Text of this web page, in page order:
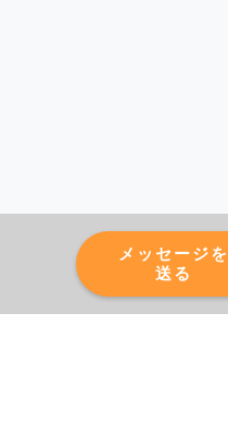
メッセージを
送る